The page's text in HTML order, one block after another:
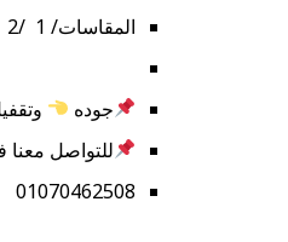
المقاسات/ 1 /2
جوده
للتواصل
01070462508